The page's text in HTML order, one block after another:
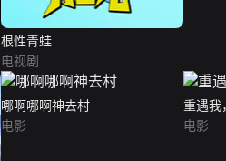
根性青蛙
电视剧
哪啊哪啊神去村
电影
重遇我
电影